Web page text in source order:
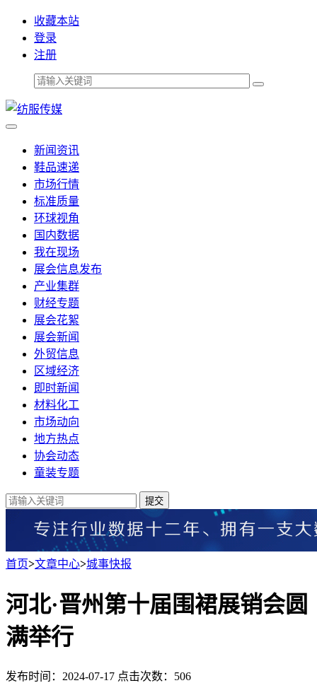
收藏本站
登录
注册
新闻资讯
鞋品速递
市场行情
标准质量
环球视角
国内数据
我在现场
展会信息发布
产业集群
财经专题
展会花絮
展会新闻
外贸信息
区域经济
即时新闻
材料化工
市场动向
地方热点
协会动态
童装专题
提交
首页>文章中心>城事快报
河北·晋州第十届围裙展销会圆
满举行
发布时间：2024-07-17 点击次数：506